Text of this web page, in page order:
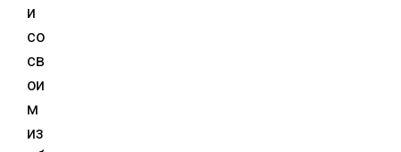
и
со
св
ои
м
из